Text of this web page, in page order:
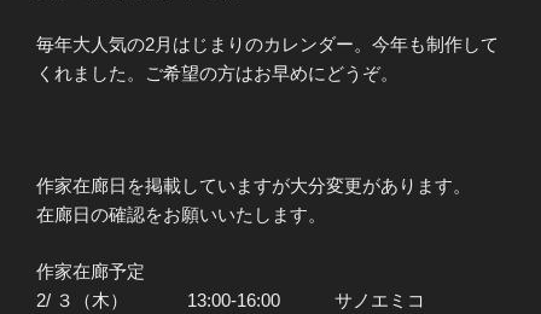
毎年大人気の2月はじまりのカレンダー。今年も制作して
くれました。ご希望の方はお早めにどうぞ。
作家在廊日を掲載していますが大分変更があります。
在廊日の確認をお願いいたします。
作家在廊予定
2/ ３（木） 13:00-16:00 サノエミコ